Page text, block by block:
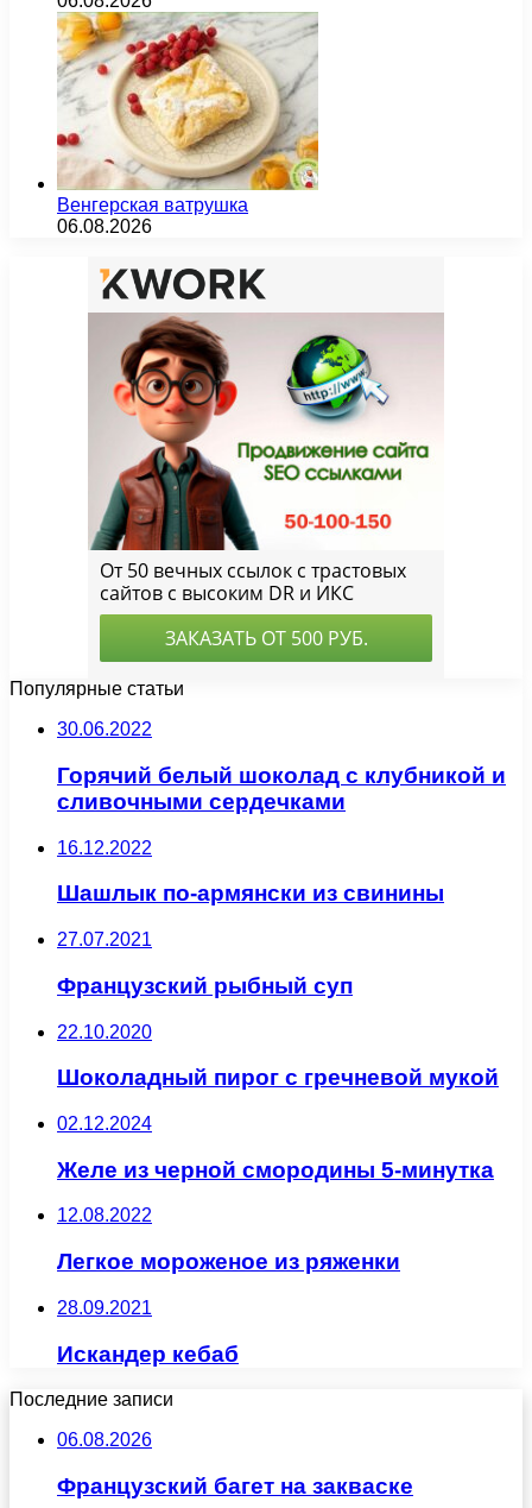
Венгерская ватрушка
06.08.2026
Популярные статьи
30.06.2022
Горячий белый шоколад с клубникой и
сливочными сердечками
16.12.2022
Шашлык по-армянски из свинины
27.07.2021
Французский рыбный суп
22.10.2020
Шоколадный пирог с гречневой мукой
02.12.2024
Желе из черной смородины 5-минутка
12.08.2022
Легкое мороженое из ряженки
28.09.2021
Искандер кебаб
Последние записи
06.08.2026
Французский багет на закваске